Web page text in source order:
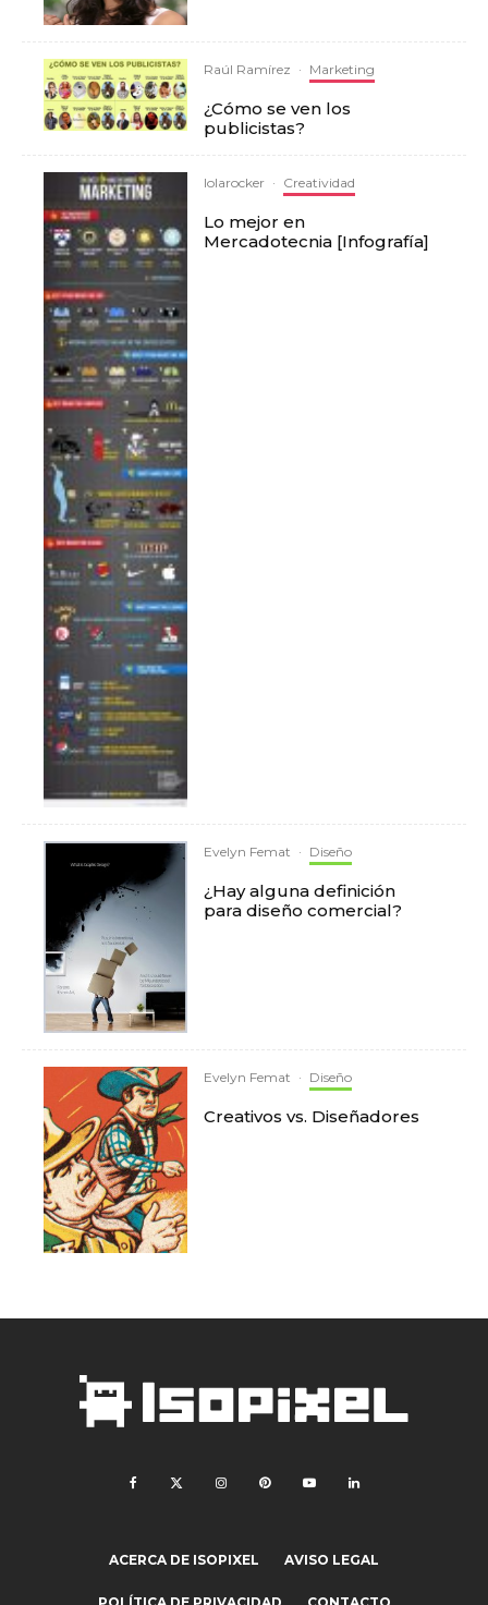
Raúl Ramírez · Marketing
¿Cómo se ven los
publicistas?
lolarocker · Creatividad
Lo mejor en
Mercadotecnia [Infografía]
Evelyn Femat · Diseño
¿Hay alguna definición
para diseño comercial?
Evelyn Femat · Diseño
Creativos vs. Diseñadores
ACERCA DE ISOPIXEL AVISO LEGAL